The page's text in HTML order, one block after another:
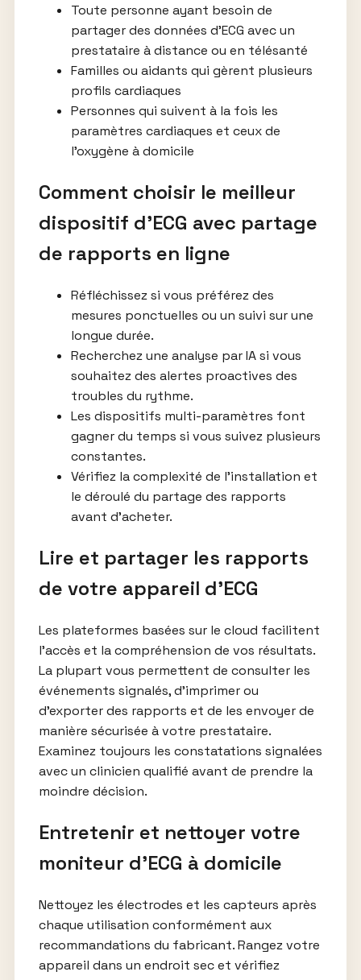
Toute personne ayant besoin de
partager des données d’ECG avec un
prestataire à distance ou en télésanté
Familles ou aidants qui gèrent plusieurs
profils cardiaques
Personnes qui suivent à la fois les
paramètres cardiaques et ceux de
l’oxygène à domicile
Comment choisir le meilleur
dispositif d’ECG avec partage
de rapports en ligne
Réfléchissez si vous préférez des
mesures ponctuelles ou un suivi sur une
longue durée.
Recherchez une analyse par IA si vous
souhaitez des alertes proactives des
troubles du rythme.
Les dispositifs multi-paramètres font
gagner du temps si vous suivez plusieurs
constantes.
Vérifiez la complexité de l’installation et
le déroulé du partage des rapports
avant d’acheter.
Lire et partager les rapports
de votre appareil d’ECG
Les plateformes basées sur le cloud facilitent
l’accès et la compréhension de vos résultats.
La plupart vous permettent de consulter les
événements signalés, d’imprimer ou
d’exporter des rapports et de les envoyer de
manière sécurisée à votre prestataire.
Examinez toujours les constatations signalées
avec un clinicien qualifié avant de prendre la
moindre décision.
Entretenir et nettoyer votre
moniteur d’ECG à domicile
Nettoyez les électrodes et les capteurs après
chaque utilisation conformément aux
recommandations du fabricant. Rangez votre
appareil dans un endroit sec et vérifiez